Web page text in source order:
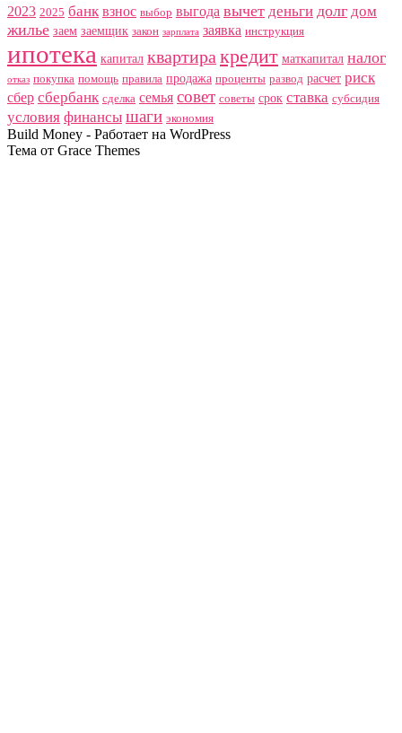
2023 2025 банк взнос выбор выгода вычет деньги долг дом
жилье заем заемщик закон зарплата заявка инструкция
ипотека капитал квартира кредит маткапитал налог
отказ покупка помощь правила продажа проценты развод расчет риск
сбер сбербанк сделка семья совет советы срок ставка субсидия
условия финансы шаги экономия
Build Money - Работает на WordPress
Тема от Grace Themes